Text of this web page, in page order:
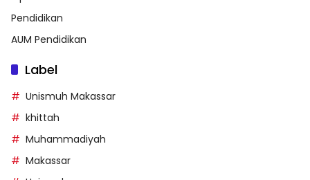
Pendidikan
AUM Pendidikan
Label
Unismuh Makassar
khittah
Muhammadiyah
Makassar